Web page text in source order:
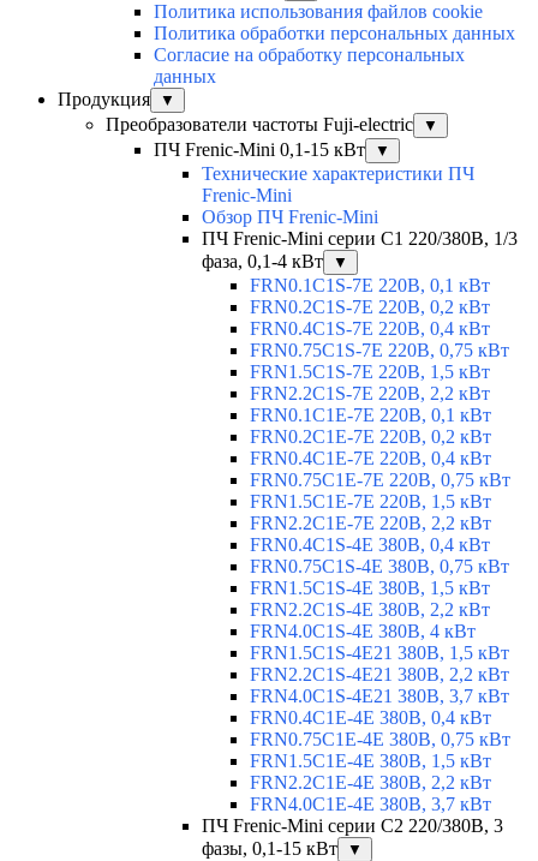
Политика использования файлов cookie
Политика обработки персональных данных
Согласие на обработку персональных
данных
Продукция
▼
Преобразователи частоты Fuji-electric ▼
ПЧ Frenic-Mini 0,1-15 кВт ▼
Технические характеристики ПЧ
Frenic-Mini
Обзор ПЧ Frenic-Mini
ПЧ Frenic-Mini серии C1 220/380В, 1/3
фаза, 0,1-4 кВт
▼
FRN0.1C1S-7E 220В, 0,1 кВт
FRN0.2C1S-7E 220В, 0,2 кВт
FRN0.4C1S-7E 220В, 0,4 кВт
FRN0.75C1S-7E 220В, 0,75 кВт
FRN1.5C1S-7E 220В, 1,5 кВт
FRN2.2C1S-7E 220В, 2,2 кВт
FRN0.1C1E-7E 220В, 0,1 кВт
FRN0.2C1E-7E 220В, 0,2 кВт
FRN0.4C1E-7E 220В, 0,4 кВт
FRN0.75C1E-7E 220В, 0,75 кВт
FRN1.5C1E-7E 220В, 1,5 кВт
FRN2.2C1E-7E 220В, 2,2 кВт
FRN0.4C1S-4E 380В, 0,4 кВт
FRN0.75C1S-4E 380В, 0,75 кВт
FRN1.5C1S-4E 380В, 1,5 кВт
FRN2.2C1S-4E 380В, 2,2 кВт
FRN4.0C1S-4E 380В, 4 кВт
FRN1.5C1S-4E21 380В, 1,5 кВт
FRN2.2C1S-4E21 380В, 2,2 кВт
FRN4.0C1S-4E21 380В, 3,7 кВт
FRN0.4C1E-4E 380В, 0,4 кВт
FRN0.75C1E-4E 380В, 0,75 кВт
FRN1.5C1E-4E 380В, 1,5 кВт
FRN2.2C1E-4E 380В, 2,2 кВт
FRN4.0C1E-4E 380В, 3,7 кВт
ПЧ Frenic-Mini серии С2 220/380В, 3
фазы, 0,1-15 кВт
▼